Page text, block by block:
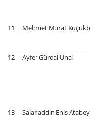
11
Mehmet Murat
12
Ayfer Gürdal Ünal
13
Salahaddin Enis